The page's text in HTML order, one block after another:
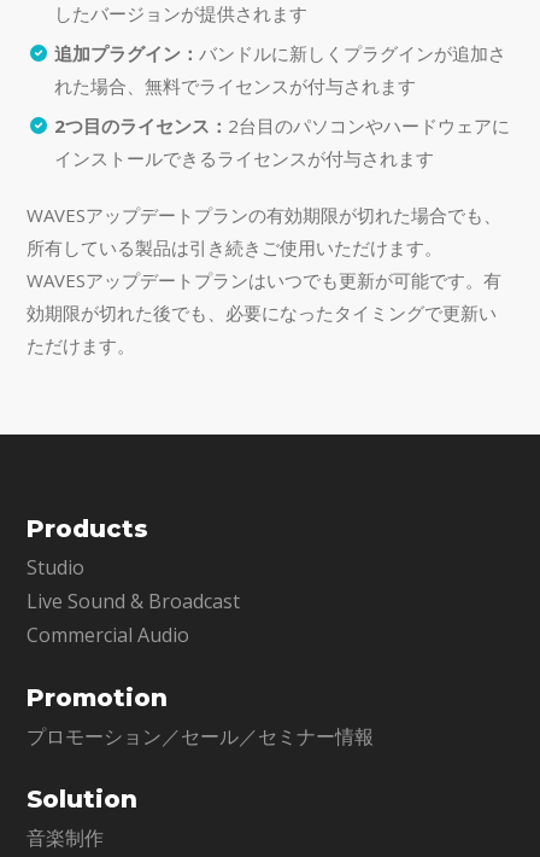
したバージョンが提供されます
追加プラグイン： バンドルに新しくプラグインが追加さ
れた場合、無料でライセンスが付与されます
2つ目のライセンス： 2台目のパソコンやハードウェアに
インストールできるライセンスが付与されます
WAVESアップデートプランの有効期限が切れた場合でも、
所有している製品は引き続きご使用いただけます。
WAVESアップデートプランはいつでも更新が可能です。有
効期限が切れた後でも、必要になったタイミングで更新い
ただけます。
Products
Studio
Live Sound & Broadcast
Commercial Audio
Promotion
プロモーション／セール／セミナー情報
Solution
音楽制作